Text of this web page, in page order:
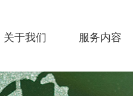
关于我们 服务内容